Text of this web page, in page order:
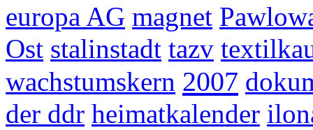
europa AG magnet
Ost stalinstadt tazv
wachstumskern 2007
der ddr heimatkalender